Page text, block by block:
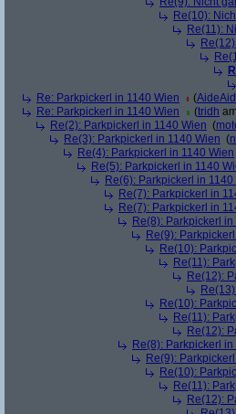
Re(10):
Re(11):
Re: Parkpickerl in 1140 Wien
(
Re: Parkpickerl in 1140 Wien
(tridh
Re(2): Parkpickerl in 1140 Wien (
Re(3): Parkpickerl in 1140 Wien (
Re(4): Parkpickerl in 1140 Wien
Re(5): Parkpickerl in 1140
Re(6): Parkpickerl in 1140
Re(7): Parkpickerl in
Re(7): Parkpickerl in
Re(8): Parkpickerl in
Re(9):
Re(10):
Re(11):
Re(12):
Re(10):
Re(11):
Re(12):
Re(8): Parkpickerl in
Re(9):
Re(10):
Re(11):
Re(12):